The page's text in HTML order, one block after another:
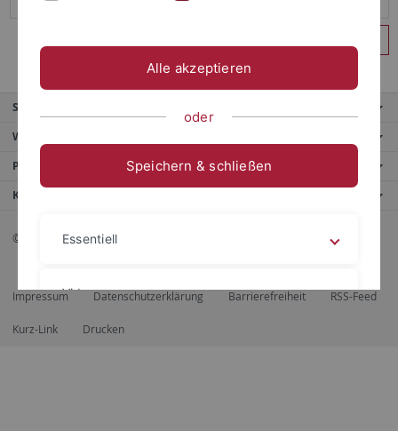
Service
Weitere Angebote
Portale
Kontaktinfo
© 2026 Eberhard Karls Universität Tübingen, Tübingen
Impressum Datenschutzerklärung Barrierefreiheit RSS-Feed
Kurz-Link Drucken
Alle akzeptieren
oder
Speichern & schließen
Essentiell
Videos